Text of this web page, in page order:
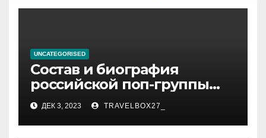
UNCATEGORISED
Состав и биография
российской поп-группы
«Иванушки интернешнл»
— история успеха, музыка
и судьбы участников
ДЕК 3, 2023 TRAVELBOX27_